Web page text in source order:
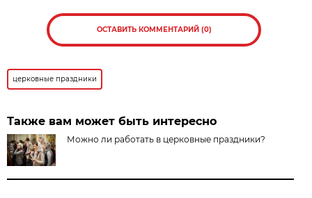
ОСТАВИТЬ КОММЕНТАРИЙ (0)
церковные праздники
Также вам может быть интересно
Можно ли работать в церковные праздники?